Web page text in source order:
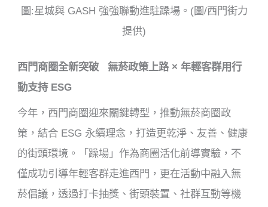
圖:星城與 GASH 強強聯動進駐躁場。(圖/西門街力
提供)
西門商圈全新突破 無菸政策上路 × 年輕客群用行
動支持 ESG
今年，西門商圈迎來關鍵轉型，推動無菸商圈政
策，結合 ESG 永續理念，打造更乾淨、友善、健康
的街頭環境。「躁場」作為商圈活化前導實驗，不
僅成功引導年輕客群走進西門，更在活動中融入無
菸倡議，透過打卡抽獎、街頭裝置、社群互動等機